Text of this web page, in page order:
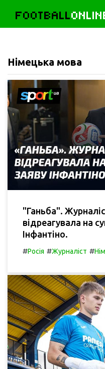
FOOTBALL
Німецька мова
"Ганьба".
відреагувала на
Інфантіно.
#Росія #Журналіст #